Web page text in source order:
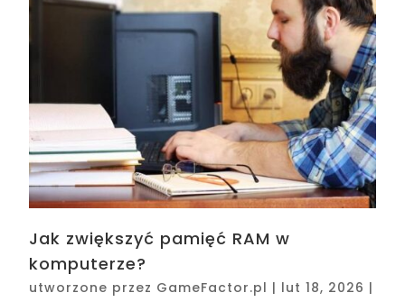
Jak zwiększyć pamięć RAM w
komputerze?
utworzone przez GameFactor.pl | lut 18, 2026 |